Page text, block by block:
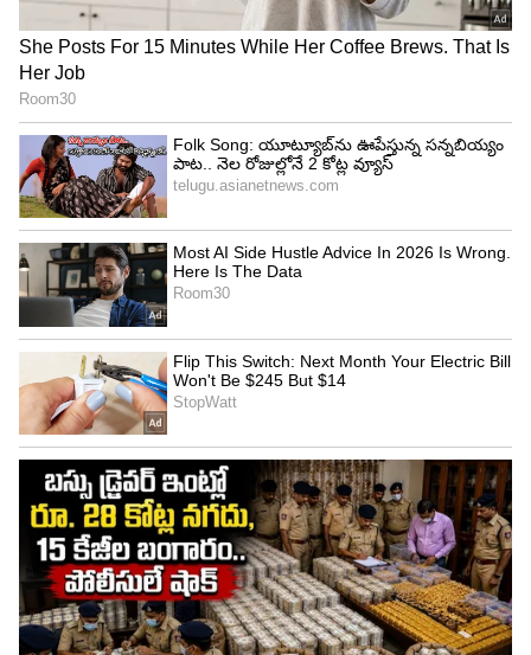
4
6
అంత అమౌంట్‌ ఇచ్చేందుకు నిర్మాత నిరాకరించాడు. దీంతో
ప్రొడ్యూసర్‌తో గొడవ. షూటింగ్‌ ఆగిపోతుంది, ప్రాబ్లెమ్‌
అవుతుందని భావించిన సాగర్‌, తనే ఇచ్చేందుకు ముందుకు
వచ్చాడు. కానీ నగ్మా తీసుకోలేదు. నిర్మాత ఇస్తేనే తీసుకుంటా
అని మొండికేసింది. ఇలా నిర్మాత, నగ్మా, దర్శకుడి మధ్య ఈ
చర్చలు నడుస్తూనే ఉన్నాయి.